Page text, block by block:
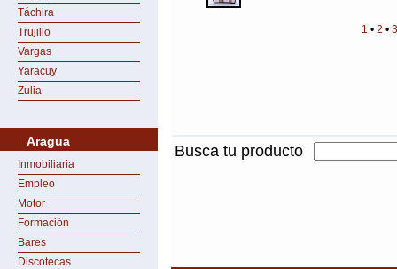
Táchira
Trujillo
Vargas
Yaracuy
Zulia
Aragua
Inmobiliaria
Empleo
Motor
Formación
Bares
Discotecas
1 • 2 • 3
Busca tu producto